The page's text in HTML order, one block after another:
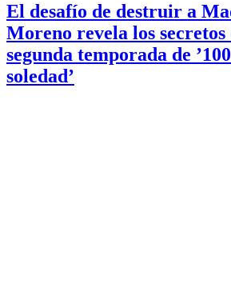
El desafío de destruir a
Moreno revela los secretos
segunda temporada de
soledad’